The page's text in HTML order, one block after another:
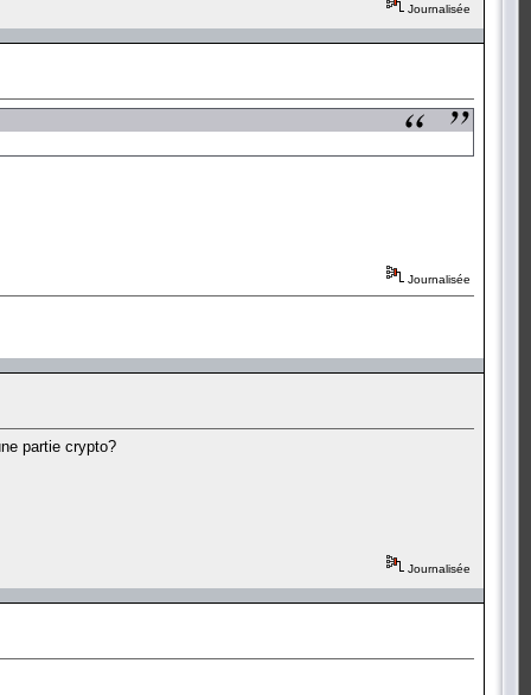
Journalisée
Journalisée
partie crypto?
Journalisée